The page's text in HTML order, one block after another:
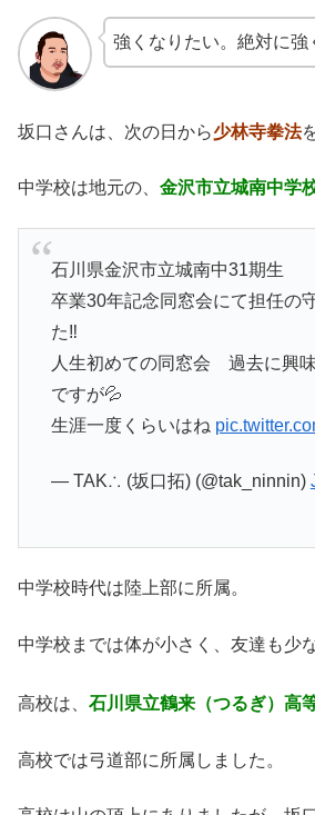
強くなりたい。絶対に強
坂口さんは、次の日から少林寺拳法
中学校は地元の、 金沢市立城南中学
石川県金沢市立城南中31期生
卒業30年記念同窓会にて担任の
た‼️
人生初めての同窓会 過去に興
ですが💦
生涯一度くらいはね
— TAK∴ (坂口拓) (@tak_ninnin)
中学校時代は陸上部に所属。
中学校までは体が小さく、友達も少
高校は、 石川県立鶴来（つるぎ）高
高校では弓道部に所属しました。